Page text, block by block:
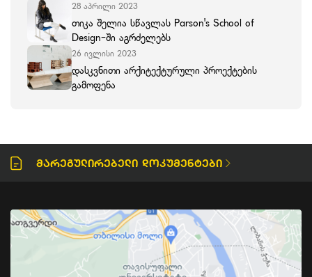
28 აპრილი 2023
თიკა შელია სწავლას Parson's School of
Design-ში აგრძელებს
26 ივლისი 2023
დასკვნითი არქიტექტურული პროექტების
გამოფენა
Მარეგულირებელი Დოკუმენტები